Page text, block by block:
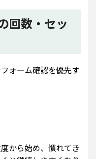
回数・セッ
ォーム確認を優先す
から始め、慣れてき